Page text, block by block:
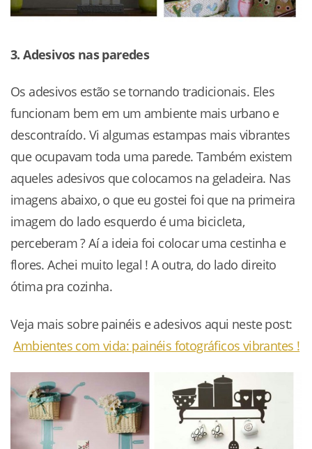
3. Adesivos nas paredes
Os adesivos estão se tornando tradicionais. Eles
funcionam bem em um ambiente mais urbano e
descontraído. Vi algumas estampas mais vibrantes
que ocupavam toda uma parede. Também existem
aqueles adesivos que colocamos na geladeira. Nas
imagens abaixo, o que eu gostei foi que na primeira
imagem do lado esquerdo é uma bicicleta,
perceberam ? Aí a ideia foi colocar uma cestinha e
flores. Achei muito legal ! A outra, do lado direito
ótima pra cozinha.
Veja mais sobre painéis e adesivos aqui neste post:
Ambientes com vida: painéis fotográficos vibrantes !